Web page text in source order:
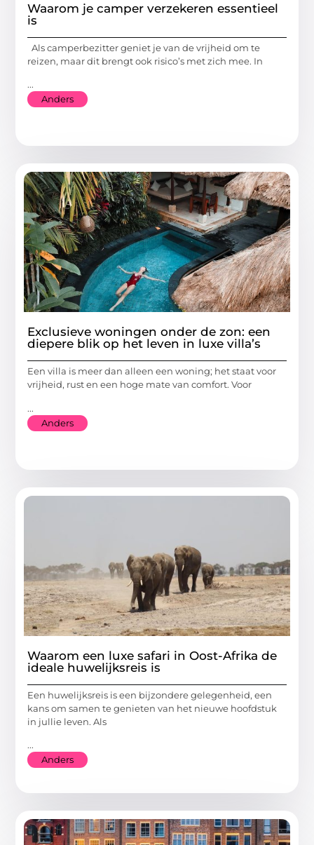
Waarom je camper verzekeren essentieel
is
Als camperbezitter geniet je van de vrijheid om te
reizen, maar dit brengt ook risico’s met zich mee. In
...
Anders
Exclusieve woningen onder de zon: een
diepere blik op het leven in luxe villa’s
Een villa is meer dan alleen een woning; het staat voor
vrijheid, rust en een hoge mate van comfort. Voor
...
Anders
Waarom een luxe safari in Oost-Afrika de
ideale huwelijksreis is
Een huwelijksreis is een bijzondere gelegenheid, een
kans om samen te genieten van het nieuwe hoofdstuk
in jullie leven. Als
...
Anders